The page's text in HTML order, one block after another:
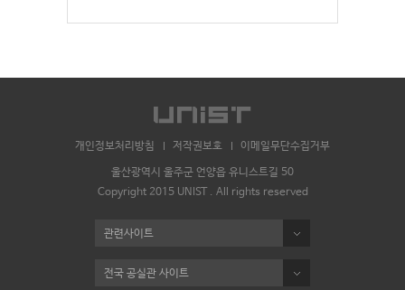
개인정보처리방침 저작권보호 이메일무단수집거부
울산광역시 울주군 언양읍 유니스트길 50
Copyright 2015 UNIST . All rights reserved
관련사이트
전국 공실관 사이트